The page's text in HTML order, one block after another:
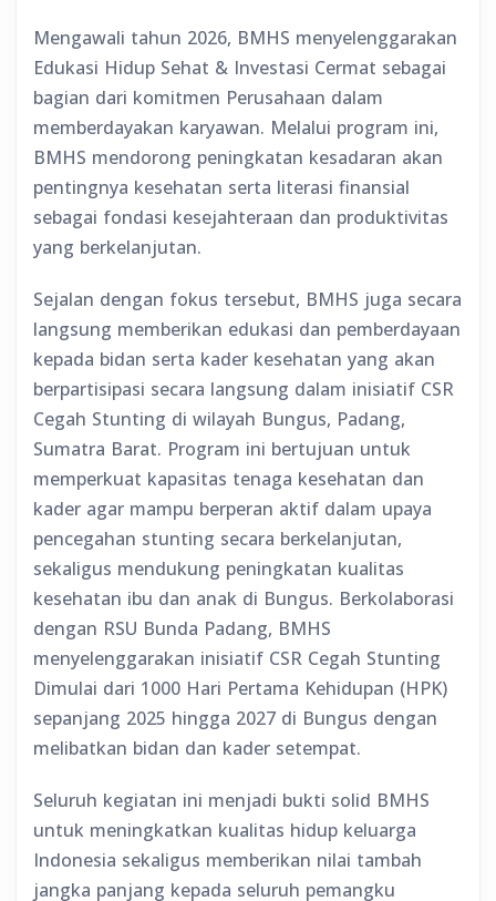
Mengawali tahun 2026, BMHS menyelenggarakan
Edukasi Hidup Sehat & Investasi Cermat sebagai
bagian dari komitmen Perusahaan dalam
memberdayakan karyawan. Melalui program ini,
BMHS mendorong peningkatan kesadaran akan
pentingnya kesehatan serta literasi finansial
sebagai fondasi kesejahteraan dan produktivitas
yang berkelanjutan.
Sejalan dengan fokus tersebut, BMHS juga secara
langsung memberikan edukasi dan pemberdayaan
kepada bidan serta kader kesehatan yang akan
berpartisipasi secara langsung dalam inisiatif CSR
Cegah Stunting di wilayah Bungus, Padang,
Sumatra Barat. Program ini bertujuan untuk
memperkuat kapasitas tenaga kesehatan dan
kader agar mampu berperan aktif dalam upaya
pencegahan stunting secara berkelanjutan,
sekaligus mendukung peningkatan kualitas
kesehatan ibu dan anak di Bungus. Berkolaborasi
dengan RSU Bunda Padang, BMHS
menyelenggarakan inisiatif CSR Cegah Stunting
Dimulai dari 1000 Hari Pertama Kehidupan (HPK)
sepanjang 2025 hingga 2027 di Bungus dengan
melibatkan bidan dan kader setempat.
Seluruh kegiatan ini menjadi bukti solid BMHS
untuk meningkatkan kualitas hidup keluarga
Indonesia sekaligus memberikan nilai tambah
jangka panjang kepada seluruh pemangku